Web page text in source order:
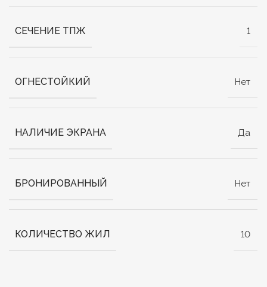
СЕЧЕНИЕ ТПЖ 1
ОГНЕСТОЙКИЙ Нет
НАЛИЧИЕ ЭКРАНА Да
БРОНИРОВАННЫЙ Нет
КОЛИЧЕСТВО ЖИЛ 10